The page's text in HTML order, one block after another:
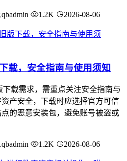
qbadmin 1.2K 2026-08-06
载，安全指南与使用须知
下载需求，需重点关注安全指南与
产安全，下载时应选择官方可信
的恶意安装包，避免账号被盗或
qbadmin 1.2K 2026-08-06